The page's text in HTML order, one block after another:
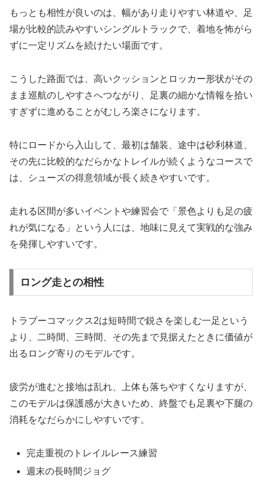
もっとも相性が良いのは、幅があり走りやすい林道や、足
場が比較的読みやすいシングルトラックで、着地を怖がら
ずに一定リズムを続けたい場面です。
こうした路面では、高いクッションとロッカー形状がその
まま巡航のしやすさへつながり、足裏の細かな情報を拾い
すぎずに進めることがむしろ楽さになります。
特にロードから入山して、最初は舗装、途中は砂利林道、
その先に比較的なだらかなトレイルが続くようなコースで
は、シューズの得意領域が長く続きやすいです。
走れる区間が多いイベントや練習会で「景色よりも足の疲
れが気になる」という人には、地味に見えて実戦的な強み
を発揮しやすいです。
ロング走との相性
トラブーコマックス2は短時間で鋭さを楽しむ一足という
より、二時間、三時間、その先まで見据えたときに価値が
出るロング寄りのモデルです。
疲労が進むと接地は乱れ、上体も落ちやすくなりますが、
このモデルは保護感が大きいため、終盤でも足裏や下腿の
消耗をなだらかにしやすいです。
完走重視のトレイルレース練習
週末の長時間ジョグ